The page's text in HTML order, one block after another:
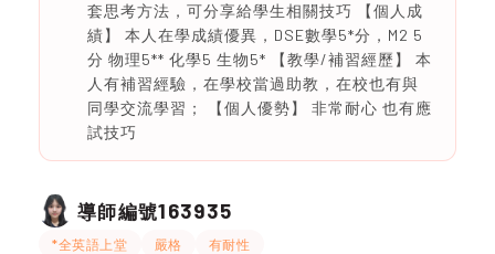
套思考方法，可分享給學生相關技巧 【個人成
績】 本人在學成績優異，DSE數學5*分，M2 5
分 物理5** 化學5 生物5* 【教學/補習經歷】 本
人有補習經驗，在學校當過助教，在校也有與
同學交流學習； 【個人優勢】 非常耐心 也有應
試技巧
導師編號163935
*全英語上堂 嚴格 有耐性